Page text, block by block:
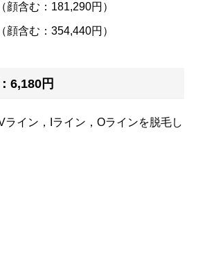
顔含む：181,290円）
顔含む：354,440円）
6,180円
ライン，Iライン，Oラインを脱毛し